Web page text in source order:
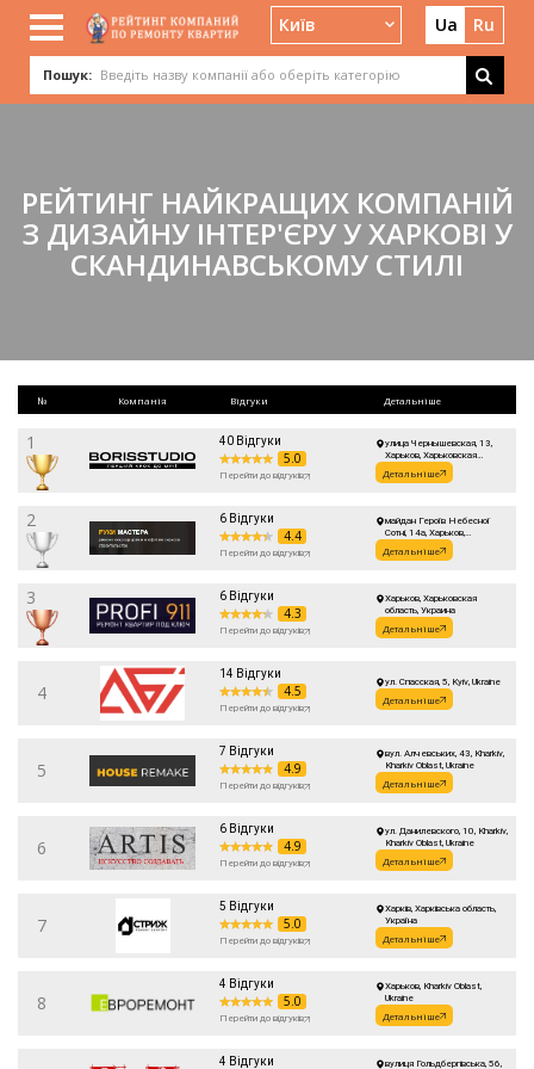
Київ Ua Ru
Пошук:
РЕЙТИНГ НАЙКРАЩИХ КОМПАНІЙ
З ДИЗАЙНУ ІНТЕР'ЄРУ У ХАРКОВІ У
СКАНДИНАВСЬКОМУ СТИЛІ
№ Компанія Відгуки Детальніше
1 40 Відгуки
5.0
Перейти до відгуків
улица Чернышевская, 13,
Харьков, Харьковская
область, Украина
Детальніше
2 6 Відгуки
4.4
Перейти до відгуків
майдан Героїв Небесної
Сотні, 14а, Харьков,
Харьковская область, Украина
Детальніше
3 6 Відгуки
4.3
Перейти до відгуків
Харьков, Харьковская
область, Украина
Детальніше
4
14 Відгуки
4.5
Перейти до відгуків
ул. Спасская, 5, Kyiv, Ukraine
Детальніше
5
7 Відгуки
4.9
Перейти до відгуків
вул. Алчевських, 43, Kharkiv,
Kharkiv Oblast, Ukraine
Детальніше
6
6 Відгуки
4.9
Перейти до відгуків
ул. Данилевского, 10, Kharkiv,
Kharkiv Oblast, Ukraine
Детальніше
7
5 Відгуки
5.0
Перейти до відгуків
Харків, Харківська область,
Україна
Детальніше
8
4 Відгуки
5.0
Перейти до відгуків
Харьков, Kharkiv Oblast,
Ukraine
Детальніше
4 Відгуки вулиця Гольдбергівська, 56,